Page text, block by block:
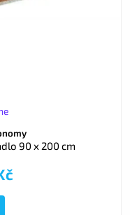
90 x 200 cm